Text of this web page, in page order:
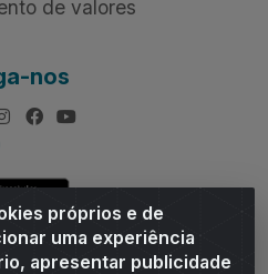
próprios e de
uma experiência
apresentar publicidade
de valores
nos